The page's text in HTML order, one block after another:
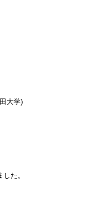
大学)
た。